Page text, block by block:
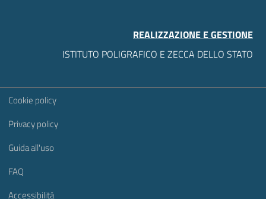
REALIZZAZIONE E GESTIONE
ISTITUTO POLIGRAFICO E ZECCA DELLO STATO
Sezione Link Utili
Cookie policy
Privacy policy
Guida all'uso
FAQ
Accessibilità